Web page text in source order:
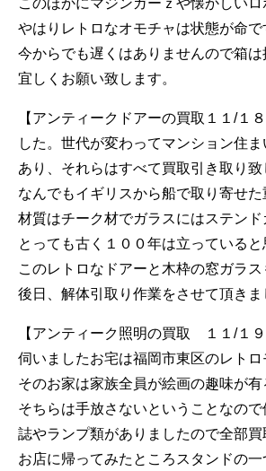
このほかにマジンガーｚや懐かしい
やはりレトロなオモチャは状態が命
今からでも遅くはありませんので箱は
宜しくお願い致します。
【アンティークドアーの買取１１/１
した。世代が変わってマンション住
あり、それらはすべて買取引き取り
なんでもイギリスから船で取り寄せた
材質はチーク材でガラスにはステンド
とっても古く１００年は立っていると
このレトロなドアーと木枠の窓ガラス
後日、解体引取り作業をさせて頂きま
【アンティーク照明の買取 １１/１９
伺いましたお宅は福岡市東区のレトロ
そのお家は家族全員が絵画の趣味が
そちらは手放さないということなの
誌やランプ類がありましたので全部買
お店に帰ってみたところスタンドの